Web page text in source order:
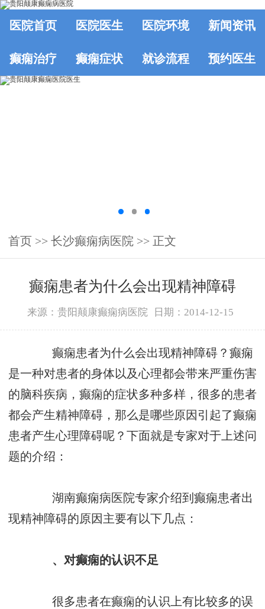
医院首页 医院医生 医院环境 新闻资讯
癫痫治疗 癫痫症状 就诊流程 预约医生
首页 >> 长沙癫痫病医院 >> 正文
癫痫患者为什么会出现精神障碍
来源：贵阳颠康癫痫病医院 日期：2014-12-15
癫痫患者为什么会出现精神障碍？癫痫
是一种对患者的身体以及心理都会带来严重伤害
的脑科疾病，癫痫的症状多种多样，很多的患者
都会产生精神障碍，那么是哪些原因引起了癫痫
患者产生心理障碍呢？下面就是专家对于上述问
题的介绍：
湖南癫痫病医院专家介绍到癫痫患者出
现精神障碍的原因主要有以下几点：
、对癫痫的认识不足
很多患者在癫痫的认识上有比较多的误